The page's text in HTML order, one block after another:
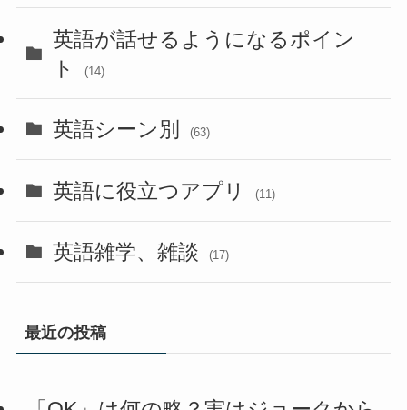
英語が話せるようになるポイン
ト
(14)
英語シーン別 (63)
英語に役立つアプリ (11)
英語雑学、雑談 (17)
最近の投稿